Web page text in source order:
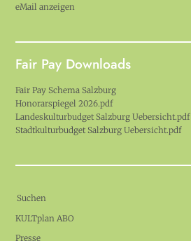
eMail anzeigen
Suchen
KULTplan ABO
Presse
Fair Pay Downloads
Fair Pay Schema Salzburg
Honorarspiegel 2026.pdf
Landeskulturbudget Salzburg Uebersicht.pdf
Stadtkulturbudget Salzburg Uebersicht.pdf